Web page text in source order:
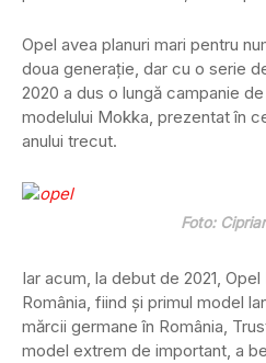
Opel avea planuri mari pentru
doua generație, dar cu o serie
2020 a dus o lungă campanie
modelului Mokka, prezentat în
anului trecut.
Foto:
Iar acum, la debut de 2021,
România, fiind și primul model
mărcii germane în România,
model extrem de important, a